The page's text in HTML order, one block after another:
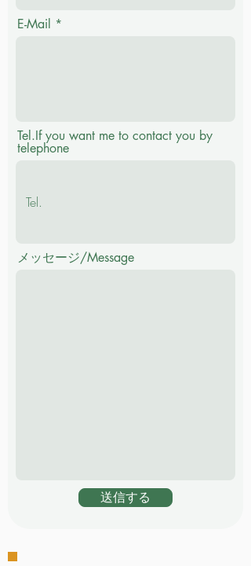
E-Mail
Tel.If you want me to contact you by
telephone
メッセージ/Message
送信する